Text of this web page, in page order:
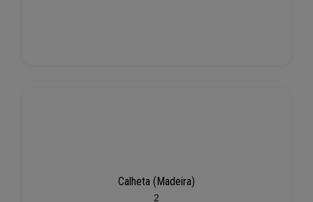
Calheta (Madeira)
2